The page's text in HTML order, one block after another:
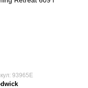
93965E